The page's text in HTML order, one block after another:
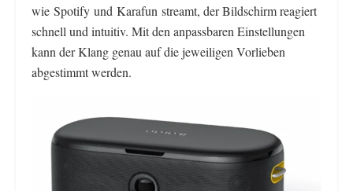
wie Spotify und Karafun streamt, der Bildschirm reagiert
schnell und intuitiv. Mit den anpassbaren Einstellungen
kann der Klang genau auf die jeweiligen Vorlieben
abgestimmt werden.